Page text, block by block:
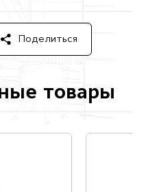
Поделиться
товары